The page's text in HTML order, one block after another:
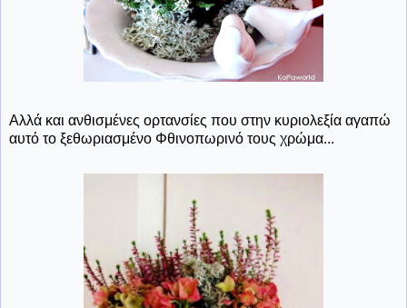
Αλλά και ανθισμένες ορτανσίες που στην κυριολεξία αγαπώ
αυτό το ξεθωριασμένο Φθινοπωρινό τους χρώμα...